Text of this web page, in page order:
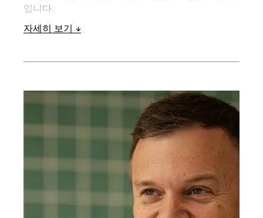
입니다.
최근에는 에퀴닉스(Equinix)에서 클라우드 혁신을 담
도하고 차세대 고성능 익스체인지 및 상호 연결 솔루
차원에서 클라우드 컴퓨팅의 광범위한 상업적 채택
을 촉진했습니다.
이전에는 Qwest Communications, MCI/Verizon
Business, Reliance Globalcom 등 최고의 네트워크
및 코로케이션 공급업체에서 리더십 직책을 역임했
습니다.
자세히 보기